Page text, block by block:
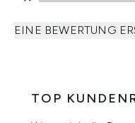
EINE BEWERTUNG
TOP